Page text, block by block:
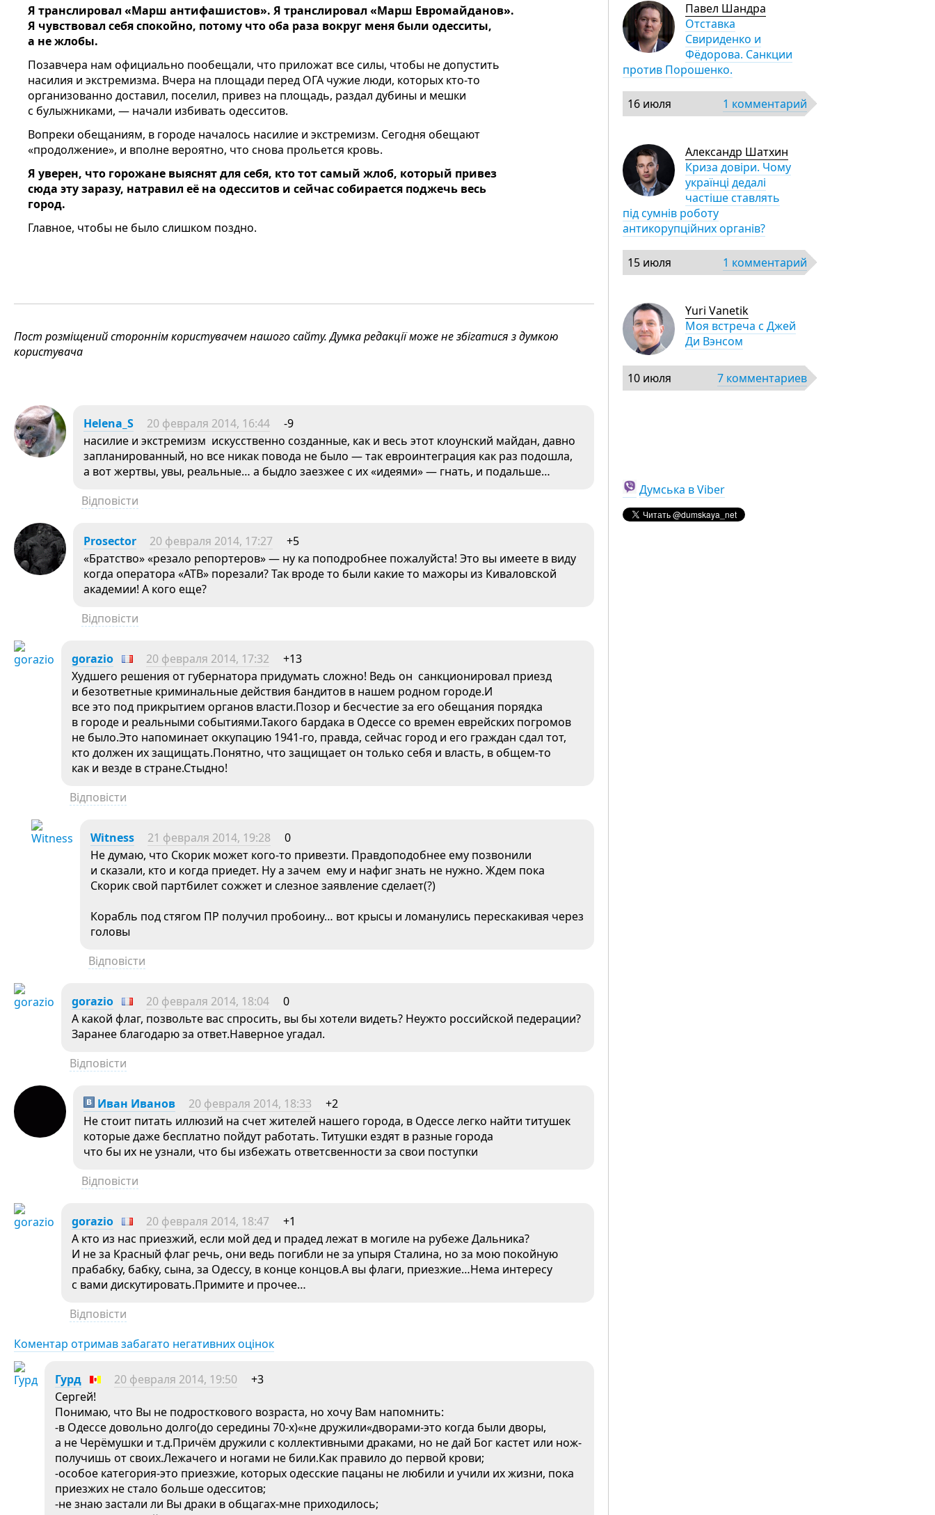
Я транслировал «Марш антифашистов». Я транслировал «Марш Евромайданов».
Я чувствовал себя спокойно, потому что оба раза вокруг меня были одесситы,
а не жлобы.
Позавчера нам официально пообещали, что приложат все силы, чтобы не допустить
насилия и экстремизма. Вчера на площади перед ОГА чужие люди, которых кто-то
организованно доставил, поселил, привез на площадь, раздал дубины и мешки
с булыжниками, — начали избивать одесситов.
Вопреки обещаниям, в городе началось насилие и экстремизм. Сегодня обещают
«продолжение», и вполне вероятно, что снова прольется кровь.
Я уверен, что горожане выяснят для себя, кто тот самый жлоб, который привез
сюда эту заразу, натравил её на одесситов и сейчас собирается поджечь весь
город.
Главное, чтобы не было слишком поздно.
Пост розміщений стороннім користувачем нашого сайту. Думка редакції може не збігатися з думкою
користувача
Helena_S 20 февраля 2014, 16:44
-9
насилие и экстремизм искусственно созданные, как и весь этот клоунский майдан, давно
запланированный, но все никак повода не было — так евроинтеграция как раз подошла,
а вот жертвы, увы, реальные… а быдло заезжее с их «идеями» — гнать, и подальше…
Відповісти
Prosector 20 февраля 2014, 17:27
+5
«Братство» «резало репортеров» — ну ка поподробнее пожалуйста! Это вы имеете в виду
когда оператора «АТВ» порезали? Так вроде то были какие то мажоры из Киваловской
академии! А кого еще?
Відповісти
gorazio 20 февраля 2014, 17:32
+13
Худшего решения от губернатора придумать сложно! Ведь он санкционировал приезд
и безответные криминальные действия бандитов в нашем родном городе.И
все это под прикрытием органов власти.Позор и бесчестие за его обещания порядка
в городе и реальными событиями.Такого бардака в Одессе со времен еврейских погромов
не было.Это напоминает оккупацию 1941-го, правда, сейчас город и его граждан сдал тот,
кто должен их защищать.Понятно, что защищает он только себя и власть, в общем-то
как и везде в стране.Стыдно!
Відповісти
Witness 21 февраля 2014, 19:28
0
Не думаю, что Скорик может кого-то привезти. Правдоподобнее ему позвонили
и сказали, кто и когда приедет. Ну а зачем ему и нафиг знать не нужно. Ждем пока
Скорик свой партбилет сожжет и слезное заявление сделает(?)
Корабль под стягом ПР получил пробоину… вот крысы и ломанулись перескакивая через
головы
Відповісти
gorazio 20 февраля 2014, 18:04
0
А какой флаг, позвольте вас спросить, вы бы хотели видеть? Неужто российской педерации?
Заранее благодарю за ответ.Наверное угадал.
Відповісти
Иван Иванов 20 февраля 2014, 18:33
+2
Не стоит питать иллюзий на счет жителей нашего города, в Одессе легко найти титушек
которые даже бесплатно пойдут работать. Титушки ездят в разные города
что бы их не узнали, что бы избежать ответсвенности за свои поступки
Відповісти
gorazio 20 февраля 2014, 18:47
+1
А кто из нас приезжий, если мой дед и прадед лежат в могиле на рубеже Дальника?
И не за Красный флаг речь, они ведь погибли не за упыря Сталина, но за мою покойную
прабабку, бабку, сына, за Одессу, в конце концов.А вы флаги, приезжие…Нема интересу
с вами дискутировать.Примите и прочее…
Відповісти
Коментар отримав забагато негативних оцінок
Гурд 20 февраля 2014, 19:50
+3
Сергей!
Понимаю, что Вы не подросткового возраста, но хочу Вам напомнить:
-в Одессе довольно долго(до середины 70-х)«не дружили«дворами-это когда были дворы,
а не Черёмушки и т.д.Причём дружили с коллективными драками, но не дай Бог кастет или нож-
получишь от своих.Лежачего и ногами не били.Как правило до первой крови;
-особое категория-это приезжие, которых одесские пацаны не любили и учили их жизни, пока
приезжих не стало больше одесситов;
-не знаю застали ли Вы драки в общагах-мне приходилось;
Павел Шандра
Отставка
Свириденко и
Фёдорова. Санкции
против Порошенко.
16 июля 1 комментарий
Александр Шатхин
Криза довіри. Чому
українці дедалі
частіше ставлять
під сумнів роботу
антикорупційних органів?
15 июля 1 комментарий
Yuri Vanetik
Моя встреча с Джей
Ди Вэнсом
10 июля 7 комментариев
Думська в Viber